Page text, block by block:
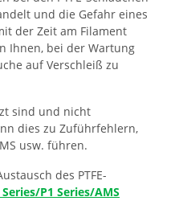
und die Gefahr eines
der Zeit am Filament
Ihnen, bei der Wartung
auf Verschleiß zu
sind und nicht
dies zu Zuführfehlern,
usw. führen.
des PTFE-
Series/P1 Series/AMS